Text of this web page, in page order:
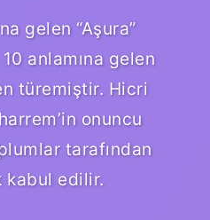
gelen “Aşura”
anlamına gelen
türemiştir. Hicri
onuncu
tarafından
kabul edilir.